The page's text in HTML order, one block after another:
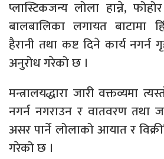
प्लास्टिकजन्य लोला हान्ने,
बालबालिका लगायत बाटामा
हैरानी तथा कष्ट दिने कार्य
अनुरोध गरेको छ ।
मन्त्रालयद्धारा जारी वक्तव्यमा
नगर्न नगराउन र वातवरण तथा
असर पार्ने लोलाको आयात र
गरेको छ ।